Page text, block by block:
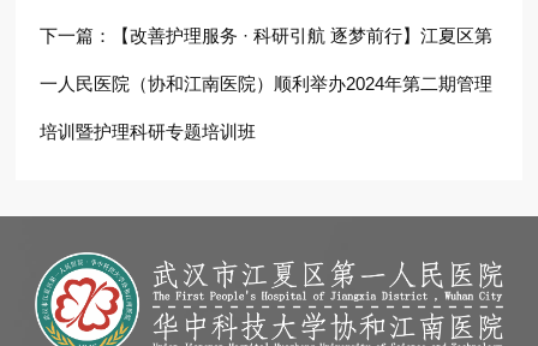
下一篇： 【改善护理服务 · 科研引航 逐梦前行】江夏区第
一人民医院（协和江南医院）顺利举办2024年第二期管理
培训暨护理科研专题培训班